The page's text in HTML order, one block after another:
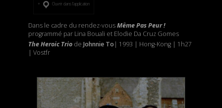
Ouvrir dans l’application
Dans le cadre du rendez-vousMême Pas Peur !
programmé par Lina Bouali et Elodie Da Cruz Gomes
The Heroic Triode Johnnie To | 1993 | Hong-Kong | 1h27
| Vostfr